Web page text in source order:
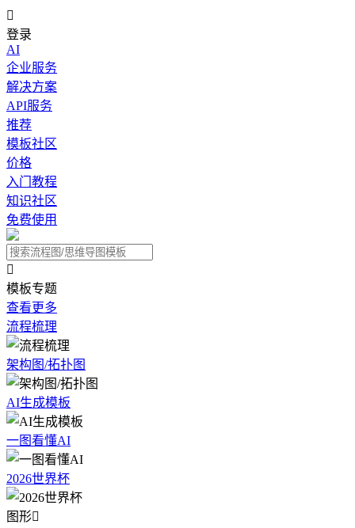

登录
AI
企业服务
解决方案
API服务
推荐
模板社区
价格
入门教程
知识社区
免费使用

模板专题
查看更多
流程梳理
架构图/拓扑图
AI生成模板
一图看懂AI
2026世界杯
图形